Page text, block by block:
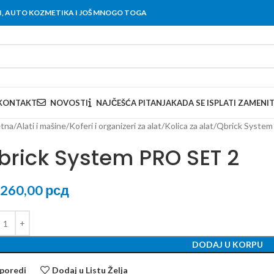
AUTO KOZMETIKA I JOŠ MNOGO TOGA
NOVOSTI NAJČEŠĆA PITANJAKADA SE ISPLATI
Alati i mašine Koferi i organizeri za alat Kolica za alat Qbrick System
System PRO SET 2
рсд
DODAJ U KORPU
Dodaj u Listu Želja